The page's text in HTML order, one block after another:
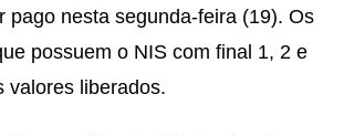
pago nesta segunda-feira (19). Os
possuem o NIS com final 1, 2 e
valores liberados.